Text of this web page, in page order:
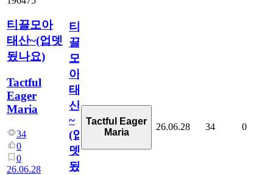
티끌모아
태산~(업뎃
됬나요)
Tactful
Eager
Maria
34
0
0
26.06.28
티
끌
모
아
태
산
~
(업
뎃
됬
Tactful Eager
Maria
26.06.28 34 0